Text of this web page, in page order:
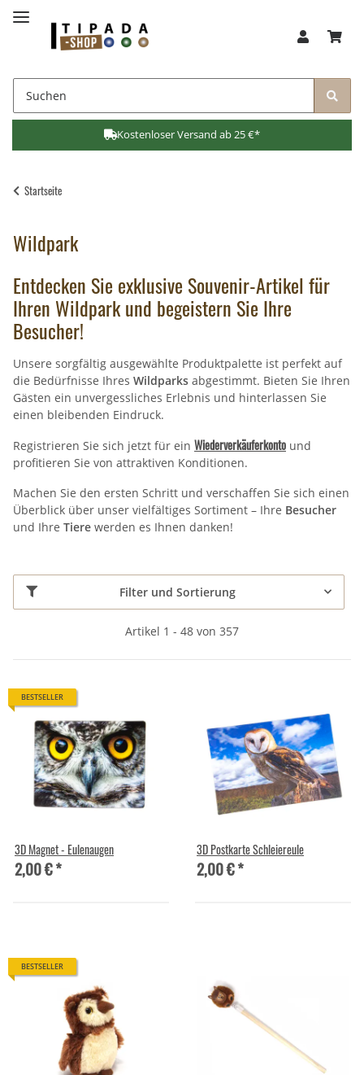
Kostenloser Versand ab 25 €*
Startseite
Wildpark
Entdecken Sie exklusive Souvenir-Artikel für
Ihren Wildpark und begeistern Sie Ihre
Besucher!
Unsere sorgfältig ausgewählte Produktpalette ist perfekt auf
die Bedürfnisse Ihres Wildparks abgestimmt. Bieten Sie Ihren
Gästen ein unvergessliches Erlebnis und hinterlassen Sie
einen bleibenden Eindruck.
Registrieren Sie sich jetzt für ein Wiederverkäuferkonto und
profitieren Sie von attraktiven Konditionen.
Machen Sie den ersten Schritt und verschaffen Sie sich einen
Überblick über unser vielfältiges Sortiment – Ihre Besucher
und Ihre Tiere werden es Ihnen danken!
Filter und Sortierung
Artikel 1 - 48 von 357
BESTSELLER
3D Magnet - Eulenaugen
2,00 €*
3D Postkarte Schleiereule
2,00 €*
BESTSELLER